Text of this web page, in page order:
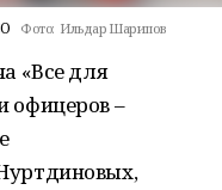
Фото: Ильдар Шарипов
«Все для
–